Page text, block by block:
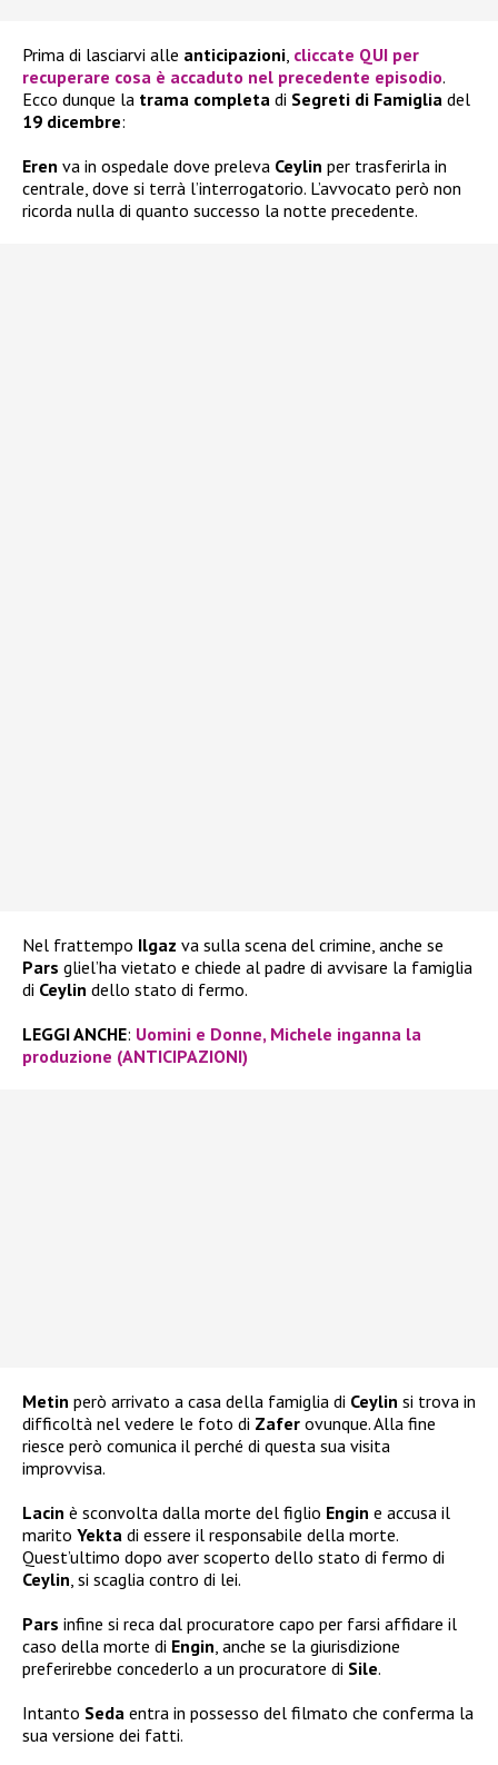
Prima di lasciarvi alle anticipazioni, cliccate QUI per
recuperare cosa è accaduto nel precedente episodio.
Ecco dunque la trama completa di Segreti di Famiglia del
19 dicembre:
Eren va in ospedale dove preleva Ceylin per trasferirla in
centrale, dove si terrà l’interrogatorio. L’avvocato però non
ricorda nulla di quanto successo la notte precedente.
Nel frattempo Ilgaz va sulla scena del crimine, anche se
Pars gliel’ha vietato e chiede al padre di avvisare la famiglia
di Ceylin dello stato di fermo.
LEGGI ANCHE: Uomini e Donne, Michele inganna la
produzione (ANTICIPAZIONI)
Metin però arrivato a casa della famiglia di Ceylin si trova in
difficoltà nel vedere le foto di Zafer ovunque. Alla fine
riesce però comunica il perché di questa sua visita
improvvisa.
Lacin è sconvolta dalla morte del figlio Engin e accusa il
marito Yekta di essere il responsabile della morte.
Quest’ultimo dopo aver scoperto dello stato di fermo di
Ceylin, si scaglia contro di lei.
Pars infine si reca dal procuratore capo per farsi affidare il
caso della morte di Engin, anche se la giurisdizione
preferirebbe concederlo a un procuratore di Sile.
Intanto Seda entra in possesso del filmato che conferma la
sua versione dei fatti.